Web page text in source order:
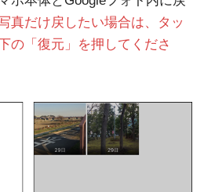
真だけ戻したい場合は、タッ
の「復元」を押してくださ